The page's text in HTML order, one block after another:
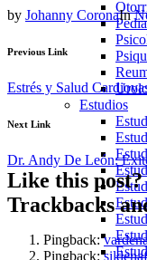
Estudios
by Johanny CoronaIn
Previous Link
Estrés y Salud
Next Link
Dr. Andy De León:
Like this post?
Trackbacks
Pingback:
Pingback: